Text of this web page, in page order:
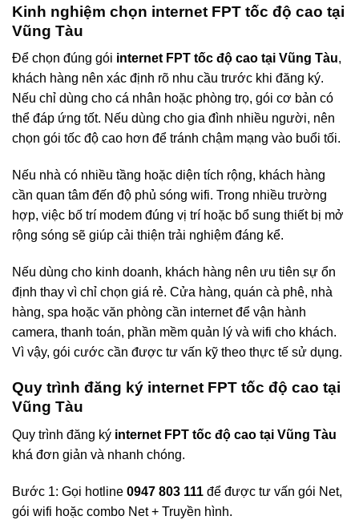
Kinh nghiệm chọn internet FPT tốc độ cao tại
Vũng Tàu
Để chọn đúng gói internet FPT tốc độ cao tại Vũng Tàu,
khách hàng nên xác định rõ nhu cầu trước khi đăng ký.
Nếu chỉ dùng cho cá nhân hoặc phòng trọ, gói cơ bản có
thể đáp ứng tốt. Nếu dùng cho gia đình nhiều người, nên
chọn gói tốc độ cao hơn để tránh chậm mạng vào buổi tối.
Nếu nhà có nhiều tầng hoặc diện tích rộng, khách hàng
cần quan tâm đến độ phủ sóng wifi. Trong nhiều trường
hợp, việc bố trí modem đúng vị trí hoặc bổ sung thiết bị mở
rộng sóng sẽ giúp cải thiện trải nghiệm đáng kể.
Nếu dùng cho kinh doanh, khách hàng nên ưu tiên sự ổn
định thay vì chỉ chọn giá rẻ. Cửa hàng, quán cà phê, nhà
hàng, spa hoặc văn phòng cần internet để vận hành
camera, thanh toán, phần mềm quản lý và wifi cho khách.
Vì vậy, gói cước cần được tư vấn kỹ theo thực tế sử dụng.
Quy trình đăng ký internet FPT tốc độ cao tại
Vũng Tàu
Quy trình đăng ký internet FPT tốc độ cao tại Vũng Tàu
khá đơn giản và nhanh chóng.
Bước 1: Gọi hotline 0947 803 111 để được tư vấn gói Net,
gói wifi hoặc combo Net + Truyền hình.